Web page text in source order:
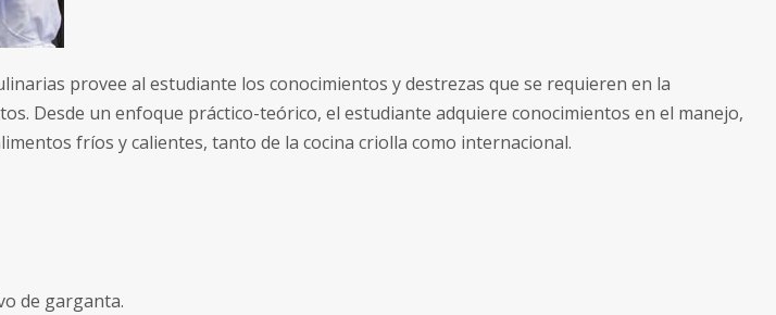
provee al estudiante los conocimientos y destrezas que se requieren en la
Desde un enfoque práctico-teórico, el estudiante adquiere conocimientos en el manejo,
fríos y calientes, tanto de la cocina criolla como internacional.
de garganta.